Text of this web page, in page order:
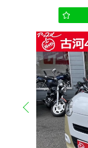
prev